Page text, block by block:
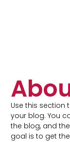
Use this section
your blog. You
the blog, and
goal is to get